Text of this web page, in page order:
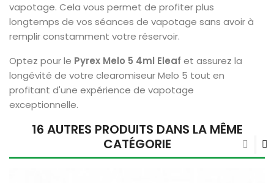
vapotage. Cela vous permet de profiter plus
longtemps de vos séances de vapotage sans avoir à
remplir constamment votre réservoir.
Optez pour le Pyrex Melo 5 4ml Eleaf et assurez la
longévité de votre clearomiseur Melo 5 tout en
profitant d'une expérience de vapotage
exceptionnelle.
16 AUTRES PRODUITS DANS LA MÊME
CATÉGORIE